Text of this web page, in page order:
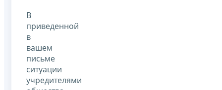
В
приведенной
в
вашем
письме
ситуации
учредителями